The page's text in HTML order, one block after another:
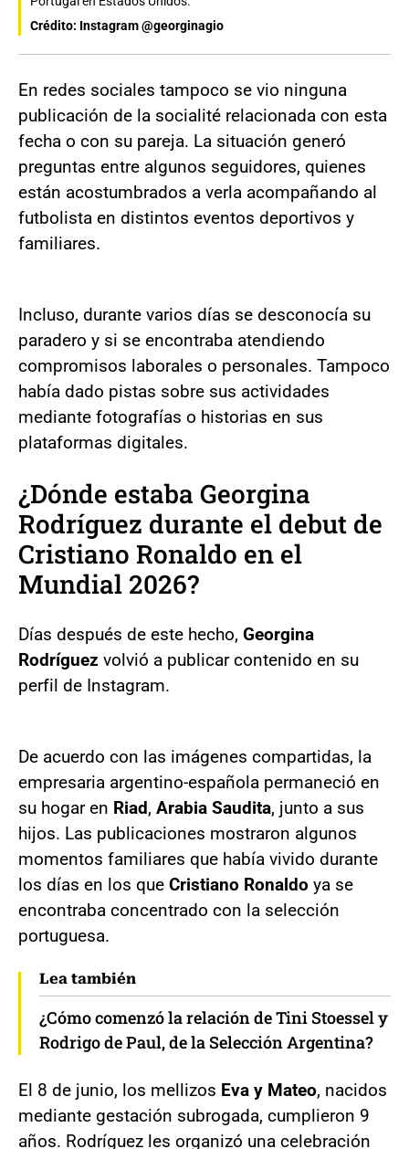
Crédito: Instagram @georginagio
En redes sociales tampoco se vio ninguna
publicación de la socialité relacionada con esta
fecha o con su pareja. La situación generó
preguntas entre algunos seguidores, quienes
están acostumbrados a verla acompañando al
futbolista en distintos eventos deportivos y
familiares.
Incluso, durante varios días se desconocía su
paradero y si se encontraba atendiendo
compromisos laborales o personales. Tampoco
había dado pistas sobre sus actividades
mediante fotografías o historias en sus
plataformas digitales.
¿Dónde estaba Georgina
Rodríguez durante el debut de
Cristiano Ronaldo en el
Mundial 2026?
Días después de este hecho, Georgina
Rodríguez volvió a publicar contenido en su
perfil de Instagram.
De acuerdo con las imágenes compartidas, la
empresaria argentino-española permaneció en
su hogar en Riad, Arabia Saudita, junto a sus
hijos. Las publicaciones mostraron algunos
momentos familiares que había vivido durante
los días en los que Cristiano Ronaldo ya se
encontraba concentrado con la selección
portuguesa.
Lea también
¿Cómo comenzó la relación de Tini Stoessel y
Rodrigo de Paul, de la Selección Argentina?
El 8 de junio, los mellizos Eva y Mateo, nacidos
mediante gestación subrogada, cumplieron 9
años. Rodríguez les organizó una celebración